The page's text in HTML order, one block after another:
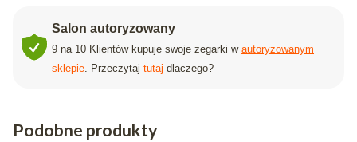
Salon autoryzowany
9 na 10 Klientów kupuje swoje zegarki w autoryzowanym
sklepie. Przeczytaj tutaj dlaczego?
Podobne produkty